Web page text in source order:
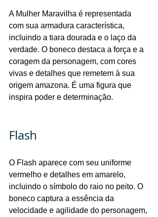
A Mulher Maravilha é representada
com sua armadura característica,
incluindo a tiara dourada e o laço da
verdade. O boneco destaca a força e a
coragem da personagem, com cores
vivas e detalhes que remetem à sua
origem amazona. É uma figura que
inspira poder e determinação.
Flash
O Flash aparece com seu uniforme
vermelho e detalhes em amarelo,
incluindo o símbolo do raio no peito. O
boneco captura a essência da
velocidade e agilidade do personagem,